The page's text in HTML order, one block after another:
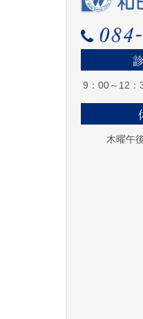
9：00～12：
木曜午